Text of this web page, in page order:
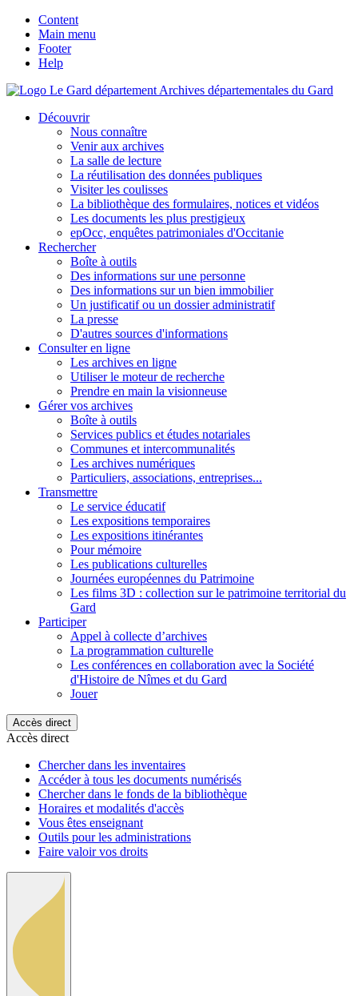
Content
Main menu
Footer
Help
Archives départementales du Gard
Découvrir
Nous connaître
Venir aux archives
La salle de lecture
La réutilisation des données publiques
Visiter les coulisses
La bibliothèque des formulaires, notices et vidéos
Les documents les plus prestigieux
epOcc, enquêtes patrimoniales d'Occitanie
Rechercher
Boîte à outils
Des informations sur une personne
Des informations sur un bien immobilier
Un justificatif ou un dossier administratif
La presse
D'autres sources d'informations
Consulter en ligne
Les archives en ligne
Utiliser le moteur de recherche
Prendre en main la visionneuse
Gérer vos archives
Boîte à outils
Services publics et études notariales
Communes et intercommunalités
Les archives numériques
Particuliers, associations, entreprises...
Transmettre
Le service éducatif
Les expositions temporaires
Les expositions itinérantes
Pour mémoire
Les publications culturelles
Journées européennes du Patrimoine
Les films 3D : collection sur le patrimoine territorial du
Gard
Participer
Appel à collecte d’archives
La programmation culturelle
Les conférences en collaboration avec la Société
d'Histoire de Nîmes et du Gard
Jouer
Accès direct
Accès direct
Chercher dans les inventaires
Accéder à tous les documents numérisés
Chercher dans le fonds de la bibliothèque
Horaires et modalités d'accès
Vous êtes enseignant
Outils pour les administrations
Faire valoir vos droits